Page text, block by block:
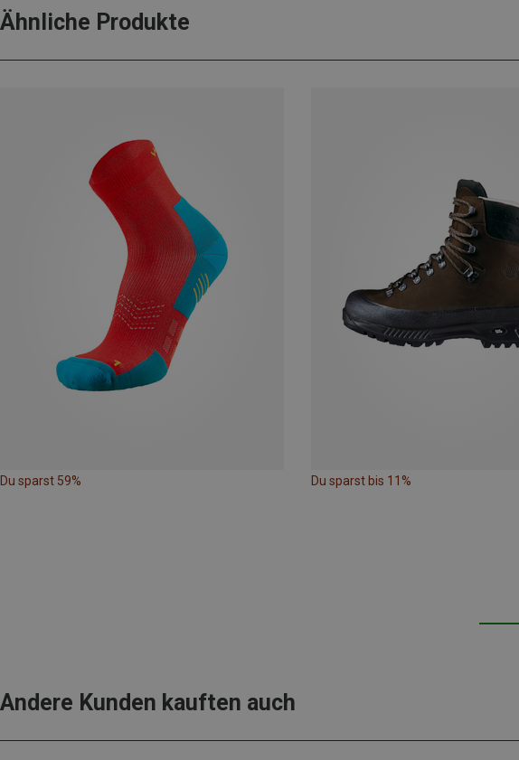
Ähnliche Produkte
Du sparst 59% Du sparst bis 11%
Andere Kunden kauften auch